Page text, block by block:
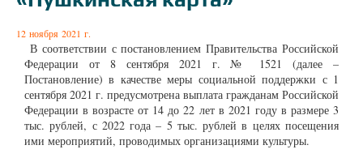
12 ноября 2021 г.
В соответствии с постановлением Правительства Российской
Федерации от 8 сентября 2021 г. № 1521 (далее –
Постановление) в качестве меры социальной поддержки с 1
сентября 2021 г. предусмотрена выплата гражданам Российской
Федерации в возрасте от 14 до 22 лет в 2021 году в размере 3
тыс. рублей, с 2022 года – 5 тыс. рублей в целях посещения
ими мероприятий, проводимых организациями культуры.